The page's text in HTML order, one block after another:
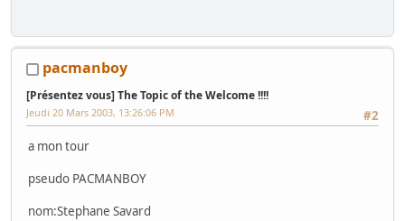
pacmanboy
[Présentez vous] The Topic of the Welcome !!!!
#2
Jeudi 20 Mars 2003, 13:26:06 PM
a mon tour
pseudo PACMANBOY
nom:Stephane Savard